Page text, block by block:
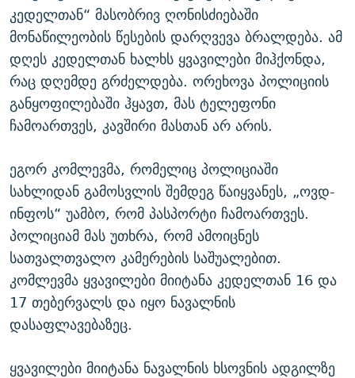
კედელთან“ მასობრივ ღონისძიებაში
მონაწილეობის წესების დარღვევა ბრალდება. ამ
დღეს კედელთან ხალხს ყვავილები მიჰქონდა,
რაც დღემდე გრძელდება. ორეხოვა პოლიციის
განყოფილებაში ჰყავთ, მას ტელეფონი
ჩამოართვეს, კავშირი მასთან არ არის.
ეგორ კომლევმა, რომელიც პოლიციაში
სახლიდან გამოსვლის შემდეგ წაიყვანეს, „ოვდ-
ინფოს“ უამბო, რომ პასპორტი ჩამოართვეს.
პოლიციამ მას უთხრა, რომ ამოიცნეს
სათვალთვალო კამერების საშუალებით.
კომლევმა ყვავილები მიიტანა კედელთან 16 და
17 თებერვალს და იყო ნავალნის
დასაფლავებაზეც.
ყვავილები მიიტანა ნავალნის ხსოვნის ადგილზე